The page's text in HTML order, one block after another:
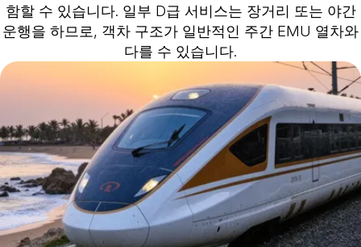
함할 수 있습니다. 일부 D급 서비스는 장거리 또는 야간
운행을 하므로, 객차 구조가 일반적인 주간 EMU 열차와
다를 수 있습니다.